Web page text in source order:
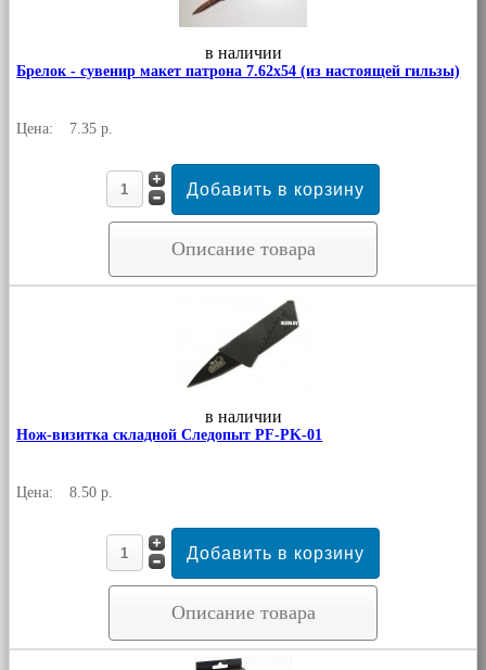
в наличии
Брелок - сувенир макет патрона 7.62х54 (из настоящей гильзы)
Цена: 7.35 р.
Описание товара
в наличии
Нож-визитка складной Следопыт PF-PK-01
Цена: 8.50 р.
Описание товара